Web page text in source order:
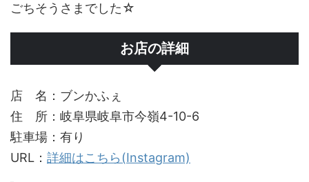
ごちそうさまでした☆
お店の詳細
店 名：ブンかふぇ
住 所：岐阜県岐阜市今嶺4-10-6
駐車場：有り
URL： 詳細はこちら(Instagram)